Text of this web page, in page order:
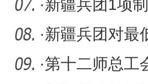
·新疆兵团1项
·新疆兵团对最
·第十二师总工